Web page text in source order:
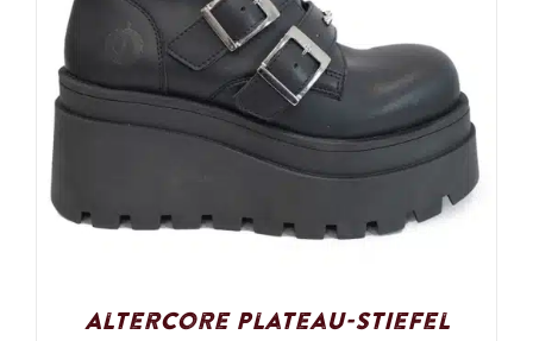
Altercore Plateau-Stiefel